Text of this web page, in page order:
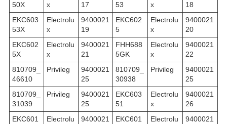
50X
x
17
53
x
18
EKC603
53X
Electrolu
x
9400021
19
EKC602
5
Electrolu
x
9400021
20
EKC602
5X
Electrolu
x
9400021
21
FHH688
5GK
Electrolu
x
9400021
22
810709_
46610
Privileg
9400021
25
810709_
30938
Privileg
9400021
25
810709_
31039
Privileg
9400021
25
EKC603
51
Electrolu
x
9400021
26
EKC601
Electrolu
9400021
EKC601
Electrolu
9400021